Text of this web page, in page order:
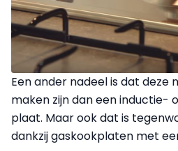
Een ander nadeel is dat deze
maken zijn dan een inductie-
plaat. Maar ook dat is
dankzij gaskookplaten met